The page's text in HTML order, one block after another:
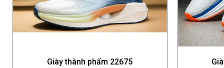
Giày thành phẩm 22675